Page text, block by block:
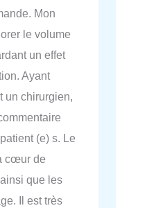
Mon
le volume
un effet
Ayant
un chirurgien,
(e) s. Le
cœur de
que les
Il est très